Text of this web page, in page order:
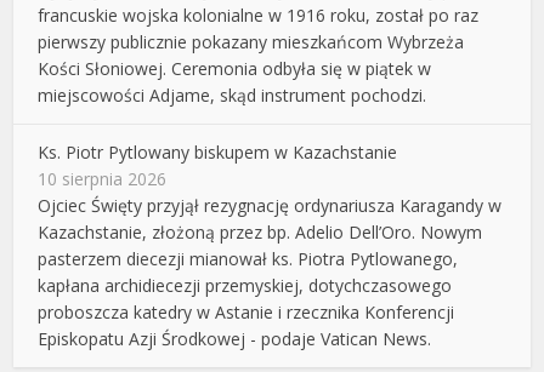
francuskie wojska kolonialne w 1916 roku, został po raz
pierwszy publicznie pokazany mieszkańcom Wybrzeża
Kości Słoniowej. Ceremonia odbyła się w piątek w
miejscowości Adjame, skąd instrument pochodzi.
Ks. Piotr Pytlowany biskupem w Kazachstanie
10 sierpnia 2026
Ojciec Święty przyjął rezygnację ordynariusza Karagandy w
Kazachstanie, złożoną przez bp. Adelio Dell’Oro. Nowym
pasterzem diecezji mianował ks. Piotra Pytlowanego,
kapłana archidiecezji przemyskiej, dotychczasowego
proboszcza katedry w Astanie i rzecznika Konferencji
Episkopatu Azji Środkowej - podaje Vatican News.